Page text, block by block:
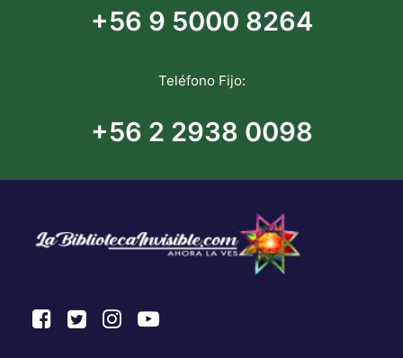
+56 9 5000 8264
Teléfono Fijo:
+56 2 2938 0098